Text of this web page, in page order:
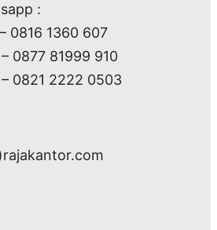
:
0816 1360 607
0877 81999 910
0821 2222 0503